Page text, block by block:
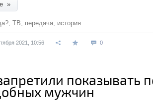
»
, ТВ, передача, история
2021, 10:56 0
показывать
мужчин